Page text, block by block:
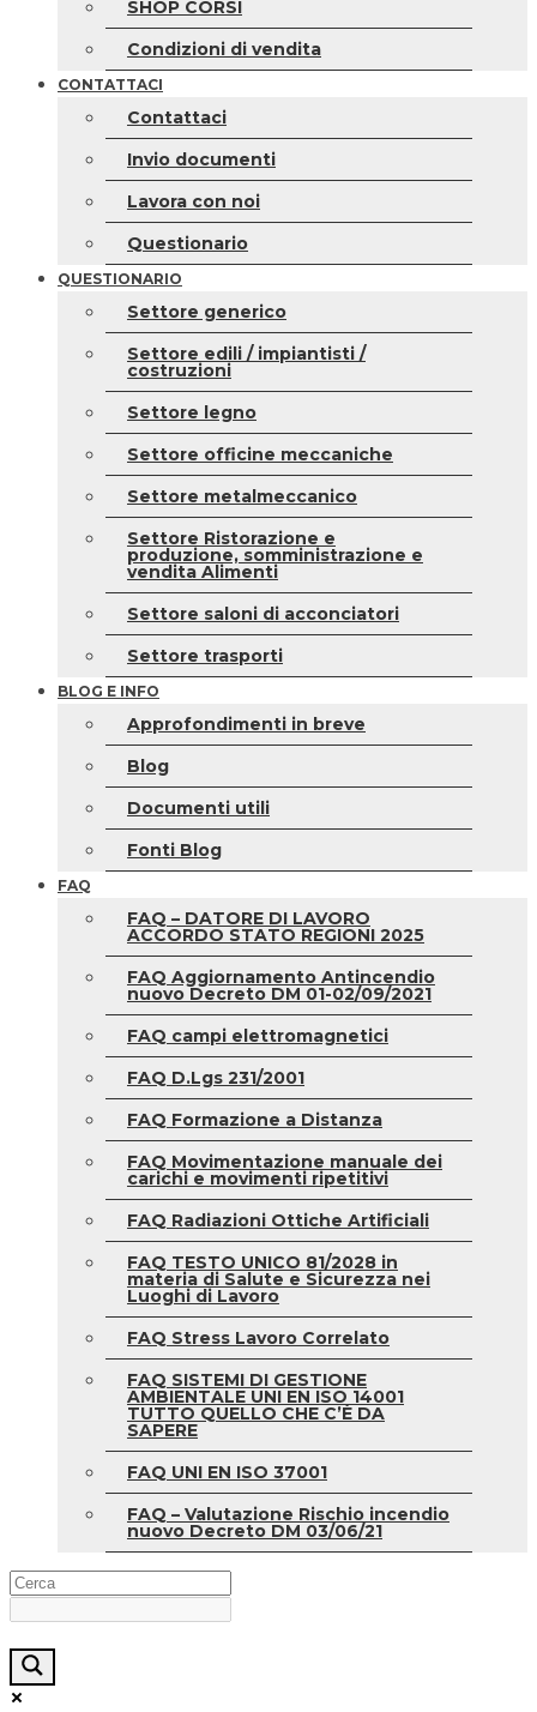
SHOP CORSI
Condizioni di vendita
CONTATTACI
Contattaci
Invio documenti
Lavora con noi
Questionario
QUESTIONARIO
Settore generico
Settore edili / impiantisti /
costruzioni
Settore legno
Settore officine meccaniche
Settore metalmeccanico
Settore Ristorazione e
produzione, somministrazione e
vendita Alimenti
Settore saloni di acconciatori
Settore trasporti
BLOG E INFO
Approfondimenti in breve
Blog
Documenti utili
Fonti Blog
FAQ
FAQ – DATORE DI LAVORO
ACCORDO STATO REGIONI 2025
FAQ Aggiornamento Antincendio
nuovo Decreto DM 01-02/09/2021
FAQ campi elettromagnetici
FAQ D.Lgs 231/2001
FAQ Formazione a Distanza
FAQ Movimentazione manuale dei
carichi e movimenti ripetitivi
FAQ Radiazioni Ottiche Artificiali
FAQ TESTO UNICO 81/2028 in
materia di Salute e Sicurezza nei
Luoghi di Lavoro
FAQ Stress Lavoro Correlato
FAQ SISTEMI DI GESTIONE
AMBIENTALE UNI EN ISO 14001
TUTTO QUELLO CHE C’È DA
SAPERE
FAQ UNI EN ISO 37001
FAQ – Valutazione Rischio incendio
nuovo Decreto DM 03/06/21